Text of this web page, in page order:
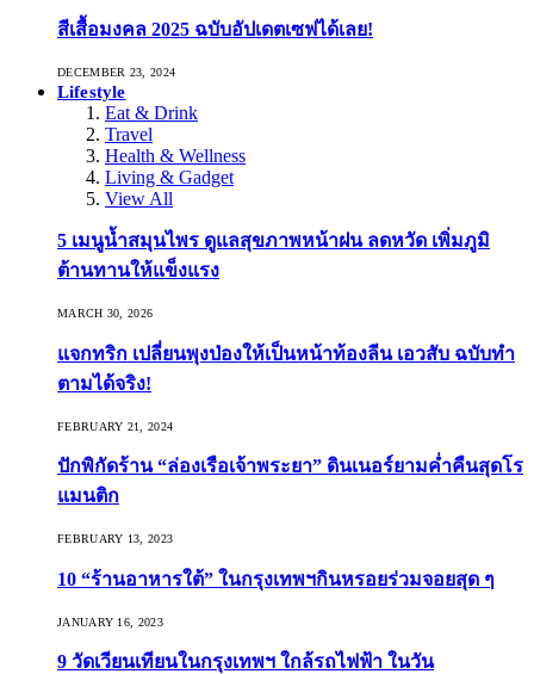
สีเสื้อมงคล 2025 ฉบับอัปเดตเซฟได้เลย!
DECEMBER 23, 2024
Lifestyle
Eat & Drink
Travel
Health & Wellness
Living & Gadget
View All
5 เมนูน้ำสมุนไพร ดูแลสุขภาพหน้าฝน ลดหวัด เพิ่มภูมิ
ต้านทานให้แข็งแรง
MARCH 30, 2026
แจกทริก เปลี่ยนพุงป่องให้เป็นหน้าท้องลีน เอวสับ ฉบับทำ
ตามได้จริง!
FEBRUARY 21, 2024
ปักพิกัดร้าน “ล่องเรือเจ้าพระยา” ดินเนอร์ยามค่ำคืนสุดโร
แมนติก
FEBRUARY 13, 2023
10 “ร้านอาหารใต้” ในกรุงเทพฯกินหรอยร่วมจอยสุด ๆ
JANUARY 16, 2023
9 วัดเวียนเทียนในกรุงเทพฯ ใกล้รถไฟฟ้า ในวัน